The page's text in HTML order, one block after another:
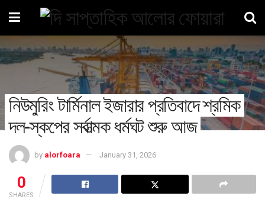
নিউমুরিং টার্মিনাল ইজারার প্রতিবাদে শ্রমিক
দল-স্কপের সর্বাত্মক ধর্মঘট শুরু আজ
by alorfoara January 31, 2026
0
SHARES